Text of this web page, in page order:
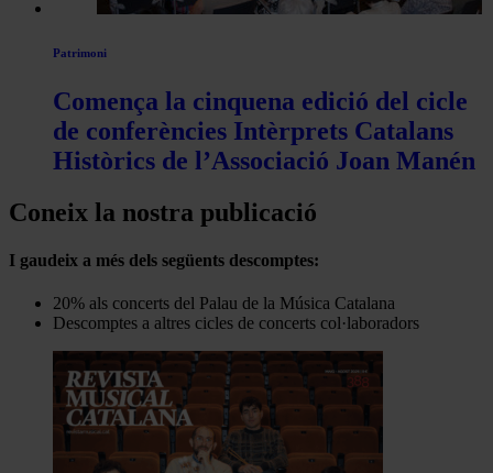
Patrimoni
Comença la cinquena edició del cicle
de conferències Intèrprets Catalans
Històrics de l’Associació Joan Manén
Coneix la nostra publicació
I gaudeix a més dels següents descomptes:
20% als concerts del Palau de la Música Catalana
Descomptes a altres cicles de concerts col·laboradors